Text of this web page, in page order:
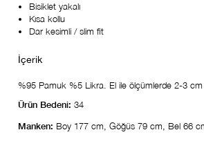
Bisiklet yakalı
Kısa kollu
Dar kesimli / slim fit
%95 Pamuk %5 Likra. El ile ölçümlerde 2-3 cm
Ürün Bedeni: 34
Manken: Boy 177 cm, Göğüs 79 cm, Bel 66